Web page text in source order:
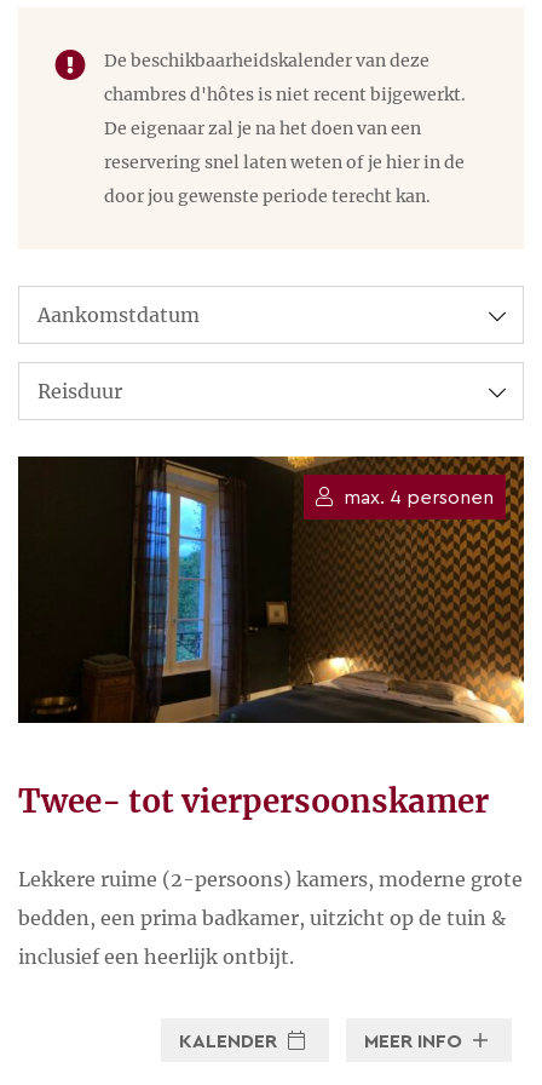
Château des Edelins is handig gelegen op 15 min va
de tolwegA71, ten noorden van Clermont-Ferrand.
het platteland van Frankrijk,
om hier in Château des Edelins
een mooie en vooral
ontspannen B&B te beginnen.
Joie de vivre
Het dorpsleven is prima en
veel en graag en het contact
met lokale producenten is ook
heel goed (daarom heb ik hier
altijd de beste aardbeien én de
beste wijnen van de streek 😉
Ontspannen moet en veel
lachen. Dus roei ik (in Vichy –
ook de Franse
(soms meer soms minder
fanatiek) op de racefiets of
mountainbike en lees, praat en
De beschikbaarheidskalender van deze
chambres d'hôtes is niet recent bijgewerkt.
De eigenaar zal je na het doen van een
reservering snel laten weten of je hier in de
door jou gewenste periode terecht kan.
max. 4 personen
Twee- tot vierpersoonskamer
Lekkere ruime (2-persoons) kamers, moderne grote
bedden, een prima badkamer, uitzicht op de tuin &
inclusief een heerlijk ontbijt.
KALENDER MEER INFO